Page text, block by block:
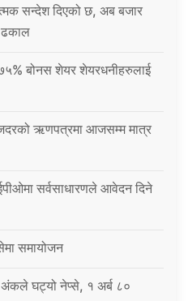
सन्देश दिएको छ, अब बजार
ढकाल
बोनस शेयर शेयरधनीहरुलाई
ऋणपत्रमा आजसम्म मात्र
सर्वसाधारणले आवेदन दिने
समायोजन
अंकले घट्यो नेप्से, १ अर्ब ८०